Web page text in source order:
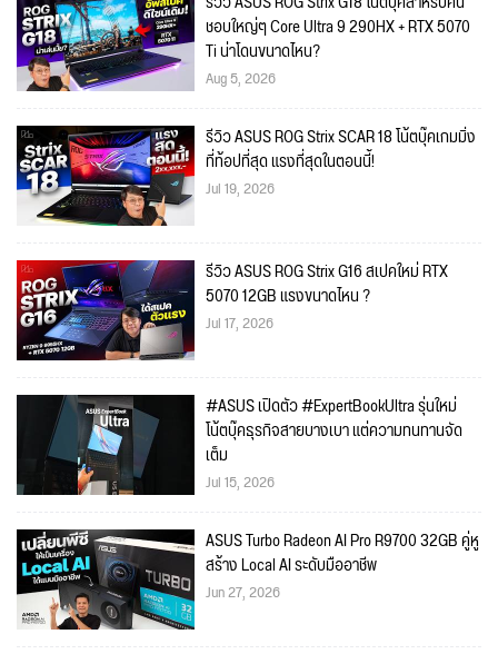
ชอบใหญ่ๆ Core Ultra 9 290HX + RTX 5070
Ti น่าโดนขนาดไหน?
Aug 5, 2026
รีวิว ASUS ROG Strix SCAR 18 โน้ตบุ๊คเกมมิ่ง
ที่ท้อปที่สุด แรงที่สุดในตอนนี้!
Jul 19, 2026
รีวิว ASUS ROG Strix G16 สเปคใหม่ RTX
5070 12GB แรงขนาดไหน ?
Jul 17, 2026
#ASUS เปิดตัว #ExpertBookUltra รุ่นใหม่
โน้ตบุ๊คธุรกิจสายบางเบา แต่ความทนทานจัด
เต็ม
Jul 15, 2026
ASUS Turbo Radeon AI Pro R9700 32GB คู่หู
สร้าง Local AI ระดับมืออาชีพ
Jun 27, 2026